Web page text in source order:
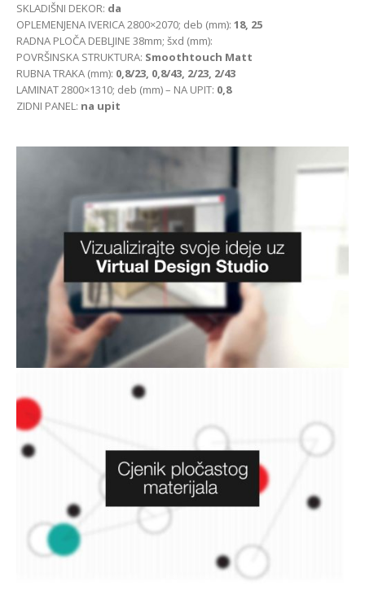
SKLADIŠNI DEKOR: da
OPLEMENJENA IVERICA 2800×2070; deb (mm): 18, 25
RADNA PLOČA DEBLJINE 38mm; šxd (mm):
POVRŠINSKA STRUKTURA: Smoothtouch Matt
RUBNA TRAKA (mm): 0,8/23, 0,8/43, 2/23, 2/43
LAMINAT 2800×1310; deb (mm) – NA UPIT: 0,8
ZIDNI PANEL: na upit